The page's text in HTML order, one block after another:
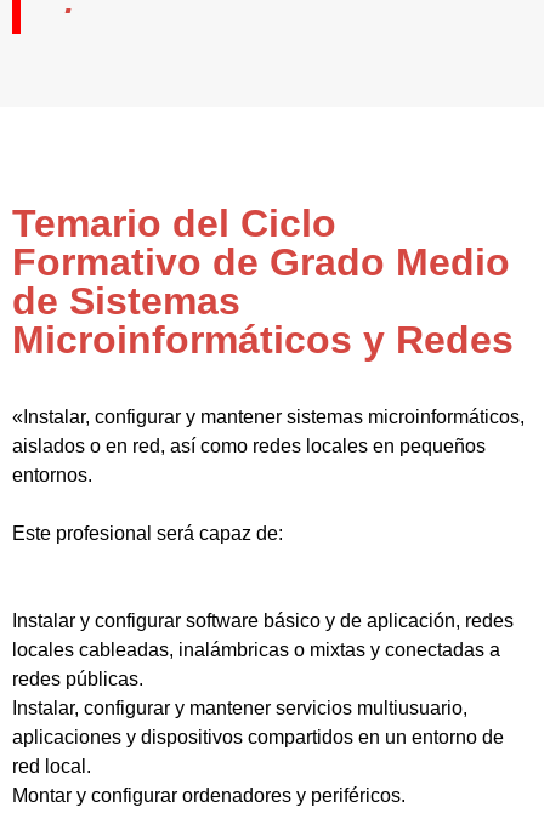
Temario del Ciclo
Formativo de Grado Medio
de Sistemas
Microinformáticos y Redes
«Instalar, configurar y mantener sistemas microinformáticos,
aislados o en red, así como redes locales en pequeños
entornos.
Este profesional será capaz de:
Instalar y configurar software básico y de aplicación, redes
locales cableadas, inalámbricas o mixtas y conectadas a
redes públicas.
Instalar, configurar y mantener servicios multiusuario,
aplicaciones y dispositivos compartidos en un entorno de
red local.
Montar y configurar ordenadores y periféricos.